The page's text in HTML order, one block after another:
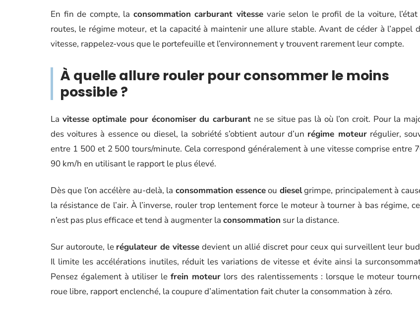
En fin de compte, la consommation carburant vitessevarie selon le profil de la voiture, l’état
routes, le régime moteur, et la capacité à maintenir une allure stable. Avant de céder à l’appel
vitesse, rappelez-vous que le portefeuille et l’environnement y trouvent rarement leur compte.
À quelle allure rouler pour consommer le moins
possible ?
La vitesse optimale pour économiser du carburantne se situe pas là où l’on croit. Pour la
des voitures à essence ou diesel, la sobriété s’obtient autour d’un régime moteurrégulier,
entre 1 500 et 2 500 tours/minute. Cela correspond généralement à une vitesse comprise entre
90 km/h en utilisant le rapport le plus élevé.
Dès que l’on accélère au-delà, la consommation essenceou dieselgrimpe, principalement à
la résistance de l’air. À l’inverse, rouler trop lentement force le moteur à tourner à bas régime,
n’est pas plus efficace et tend à augmenter la consommation sur la distance.
Sur autoroute, le régulateur de vitesse devient un allié discret pour ceux qui surveillent leur
Il limite les accélérations inutiles, réduit les variations de vitesse et évite ainsi la
Pensez également à utiliser lefrein moteur lors des ralentissements : lorsque le moteur
roue libre, rapport enclenché, la coupure d’alimentation fait chuter la consommation à zéro.